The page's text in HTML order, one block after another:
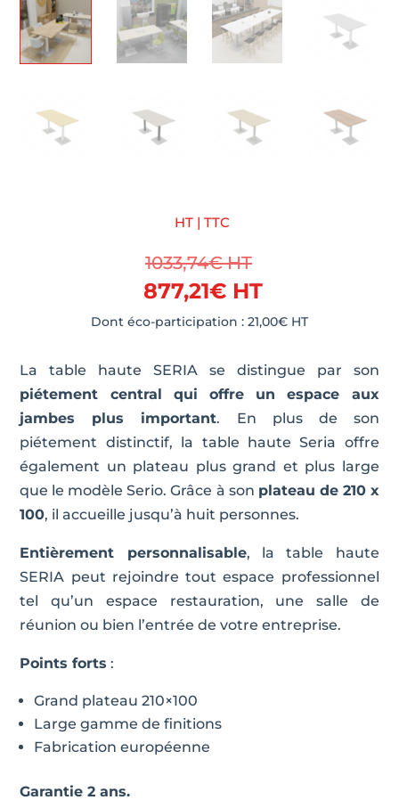
HT | TTC
1033,74€HT
877,21€ HT
Dont éco-participation : 21,00€ HT
La table haute SERIA se distingue par son
piétement central qui offre un espace aux
jambes plus important. En plus de son
piétement distinctif, la table haute Seria offre
également un plateau plus grand et plus large
que le modèle Serio. Grâce à son plateau de 210 x
100, il accueille jusqu’à huit personnes.
Entièrement personnalisable, la table haute
SERIA peut rejoindre tout espace professionnel
tel qu’un espace restauration, une salle de
réunion ou bien l’entrée de votre entreprise.
Points forts :
Grand plateau 210×100
Large gamme de finitions
Fabrication européenne
Garantie 2 ans.